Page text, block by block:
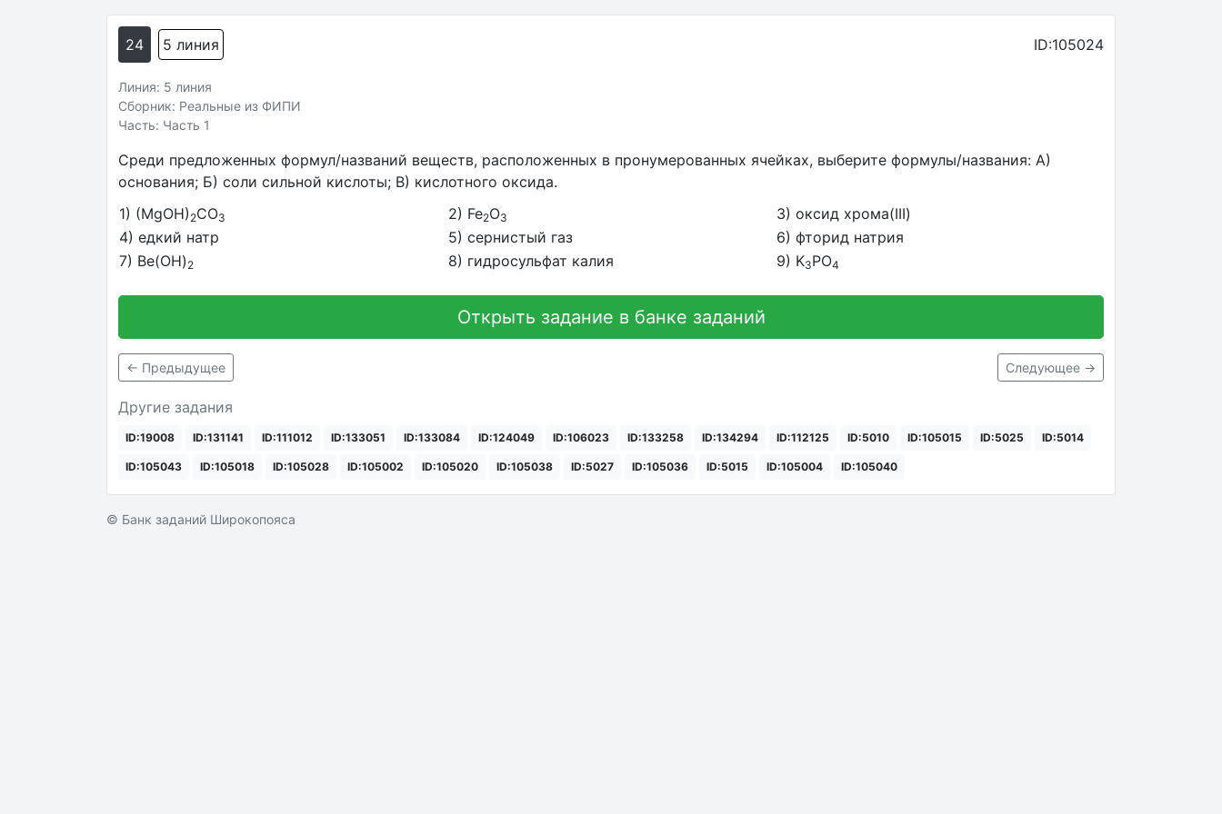
24 5 линия ID:105024
Линия: 5 линия
Сборник: Реальные из ФИПИ
Часть: Часть 1
Среди предложенных формул/названий веществ, расположенных в пронумерованных ячейках, выберите формулы/названия: А)
основания; Б) соли сильной кислоты; В) кислотного оксида.
1) (MgOH) 2CO3 2) Fe2O3
3) оксид хрома(III)
4) едкий натр
5) сернистый газ
6) фторид натрия
7) Be(OH) 2 8) гидросульфат калия 9) K3PO4
Открыть задание в банке заданий
← Предыдущее Следующее →
Другие задания
ID:19008 ID:131141 ID:111012 ID:133051 ID:133084 ID:124049 ID:106023 ID:133258 ID:134294 ID:112125 ID:5010 ID:105015 ID:5025 ID:5014
ID:105043 ID:105018 ID:105028 ID:105002 ID:105020 ID:105038 ID:5027 ID:105036 ID:5015 ID:105004 ID:105040
© Банк заданий Широкопояса